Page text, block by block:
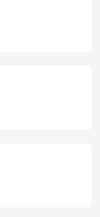
不同。报告中的内
买卖的出价或对任
不应认为本报告可
所引发的任何直接